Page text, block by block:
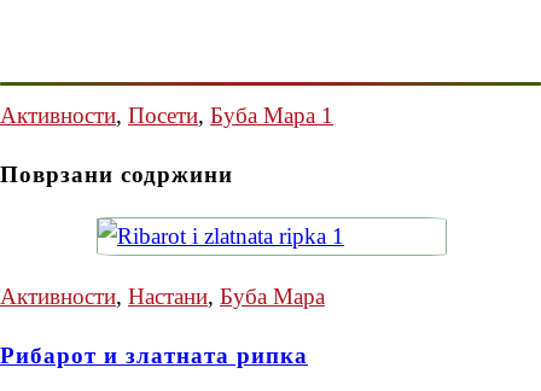
Активности, Посети, Буба Мара 1
Поврзани содржини
Активности, Настани, Буба Мара
Рибарот и златната рипка